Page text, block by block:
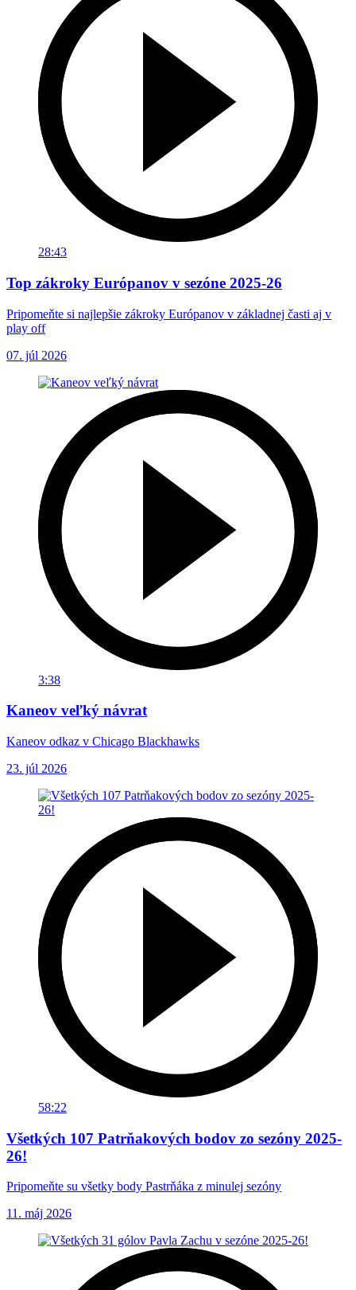
28:43
Top zákroky Európanov v sezóne 2025-26
Pripomeňte si najlepšie zákroky Európanov v základnej časti aj v
play off
07. júl 2026
3:38
Kaneov veľký návrat
Kaneov odkaz v Chicago Blackhawks
23. júl 2026
58:22
Všetkých 107 Patrňakových bodov zo sezóny 2025-
26!
Pripomeňte su všetky body Pastrňáka z minulej sezóny
11. máj 2026